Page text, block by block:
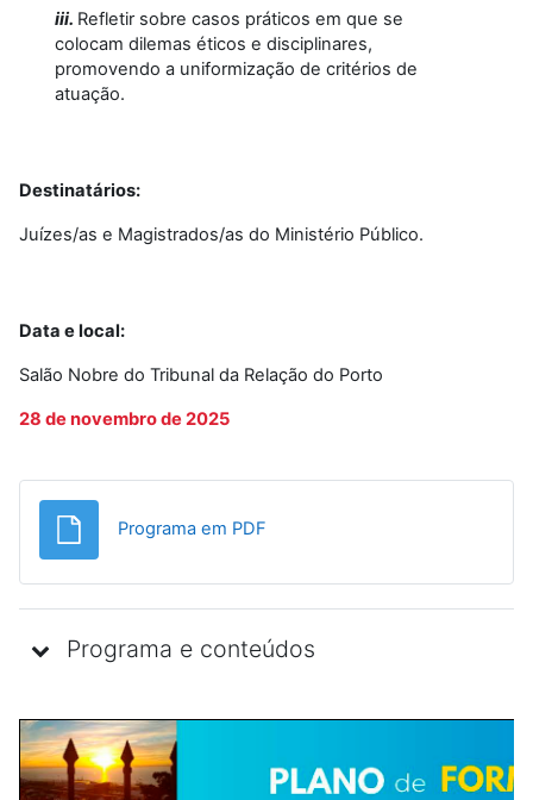
iii. Refletir sobre casos práticos em que se
colocam dilemas éticos e disciplinares,
promovendo a uniformização de critérios de
atuação.
Destinatários:
Juízes/as e Magistrados/as do Ministério Público.
Data e local:
Salão Nobre do Tribunal da Relação do Porto
28 de novembro de 2025
Programa em PDF
Programa e conteúdos